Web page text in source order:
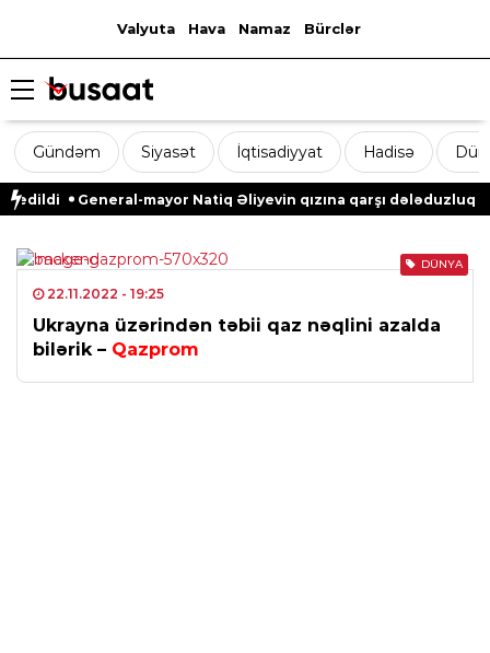
Valyuta Hava Namaz Bürclər
Gündəm Siyasət İqtisadiyyat Hadisə
edildi General-mayor Natiq Əliyevin qızına qarşı dələduzluq
DÜNYA
22.11.2022 - 19:25
Ukrayna üzərindən təbii qaz nəqlini azalda
bilərik – Qazprom